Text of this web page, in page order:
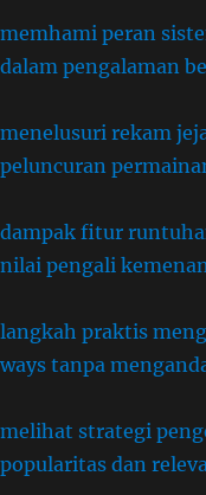
memhami peran
dalam pengalaman
menelusuri rekam
peluncuran
dampak fitur
nilai pengali
langkah praktis
ways tanpa
melihat strategi
popularitas dan